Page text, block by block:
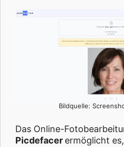
Bildquelle:
Das Online-
Picdefacer ermöglicht